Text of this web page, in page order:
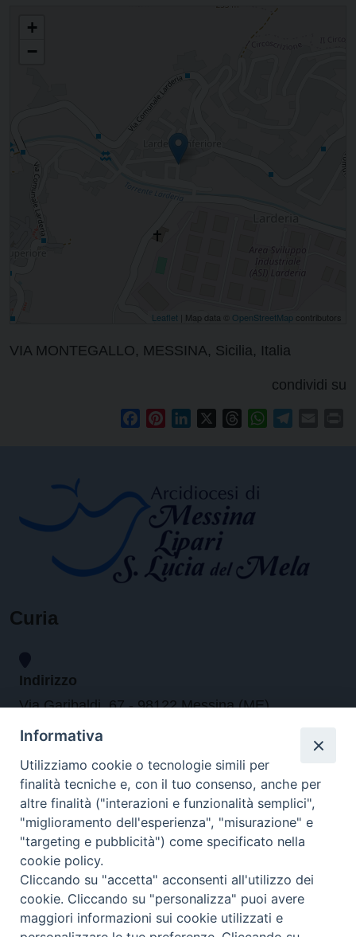
PARROCCHIA DI SAN GIOVANNI BATTISTA EX SAN GIOVANNI BATTISTA E
S. GIUSEPPE
+
−
Leaflet | Map data © OpenStreetMap contributors
VIA MONTEGALLO, MESSINA, Sicilia, Italia
condividi su
FacebookPinterestLinkedIn ThreadsWhatsApp
Curia
Indirizzo
Via Garibaldi, 67 - 98122 Messina (ME)
Orari
da lunedi al venerdi dalle ore 9.30 alle 12.30
Contatti
Tel. 090.6684111 - Fax. 090.6684206
arcivescovo.messina@tin.it
Informativa
Utilizziamo cookie o tecnologie simili per
finalità tecniche e, con il tuo consenso, anche per
altre finalità ("interazioni e funzionalità semplici",
"miglioramento dell'esperienza", "misurazione" e
"targeting e pubblicità") come specificato nella
cookie policy.
Cliccando su "accetta" acconsenti all'utilizzo dei
cookie. Cliccando su "personalizza" puoi avere
maggiori informazioni sui cookie utilizzati e